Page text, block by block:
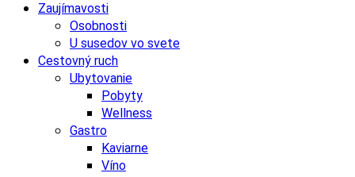
Zaujímavosti
Osobnosti
U susedov vo svete
Cestovný ruch
Ubytovanie
Pobyty
Wellness
Gastro
Kaviarne
Víno